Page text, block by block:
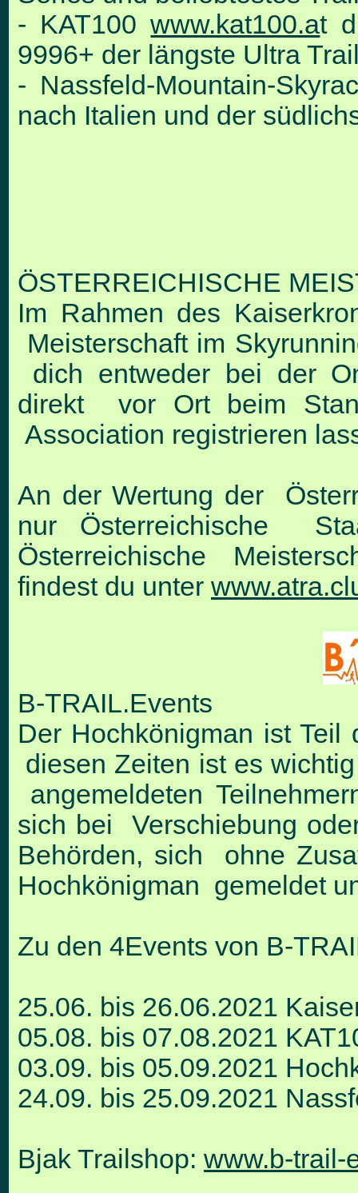
- KAT100www.kat100.at
9996+ der längste Ultra
- Nassfeld-Mountain-
nach Italien und der
ÖSTERREICHISCHE
Im Rahmen des
Meisterschaft im
dich entweder bei der
direkt vor Ort beim
Association registrieren
An der Wertung der
nur Österreichische
Österreichische
findest du unter
B-TRAIL.Events
Der Hochkönigman ist Teil
diesen Zeiten ist es
angemeldeten
sich bei Verschiebung
Behörden, sich ohne
Hochkönigman gemeldet
Zu den 4Events von B-
25.06. bis 26.06.2021
05.08. bis 07.08.2021
03.09. bis 05.09.2021
24.09. bis 25.09.2021
Bjak Trailshop: www.b-trail-